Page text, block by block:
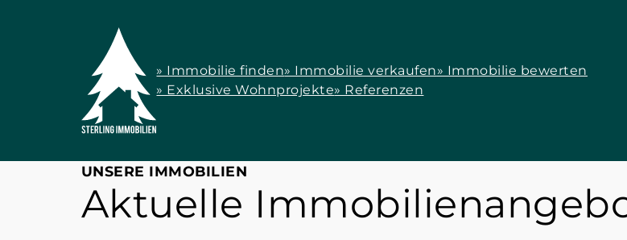
» Immobilie finden» Immobilie verkaufen» Immobilie bewerten
» Exklusive Wohnprojekte» Referenzen
UNSERE IMMOBILIEN
Aktuelle